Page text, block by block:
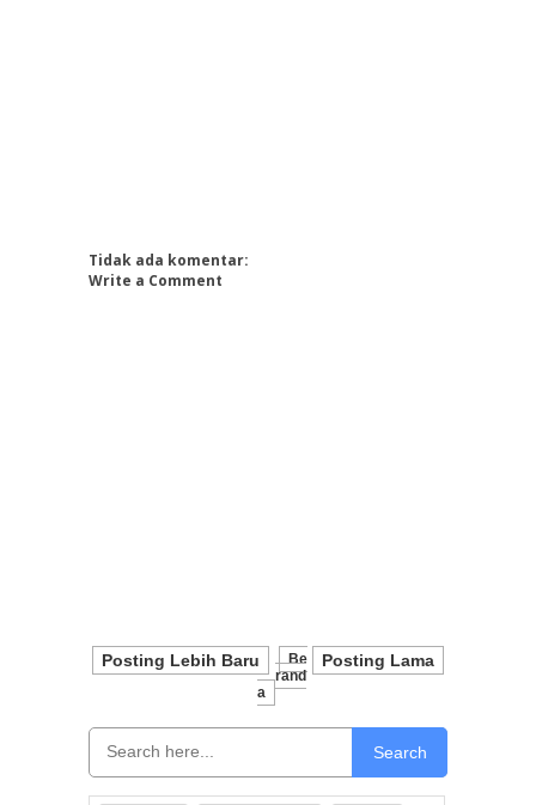
Tidak ada komentar:
Write a Comment
Posting Lebih Baru Posting Lama
Be
Rand
A
Search